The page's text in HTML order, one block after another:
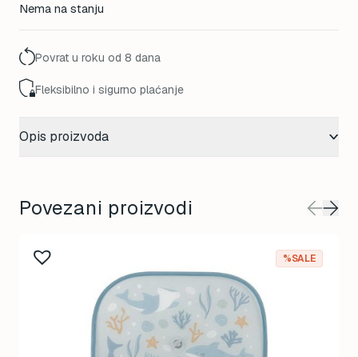
Nema na stanju
Povrat u roku od 8 dana
Fleksibilno i sigurno plaćanje
Opis proizvoda
Povezani proizvodi
%SALE